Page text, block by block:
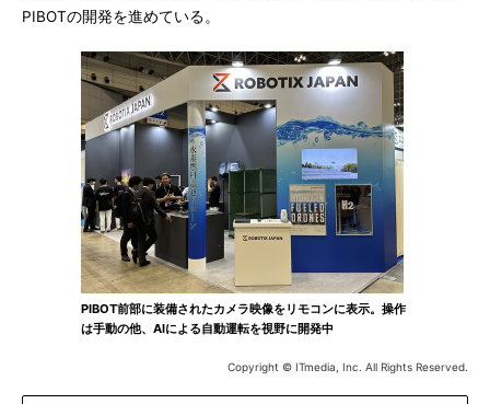
PIBOTの開発を進めている。
PIBOT前部に装備されたカメラ映像をリモコンに表示。操作
は手動の他、AIによる自動運転を視野に開発中
Copyright © ITmedia, Inc. All Rights Reserved.